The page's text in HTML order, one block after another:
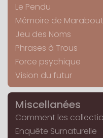
Le Pendu
Mémoire de Marabout
Jeu des Noms
Phrases à Trous
Force psychique
Vision du futur
Miscellanées
Comment les
Enquête Surnaturelle